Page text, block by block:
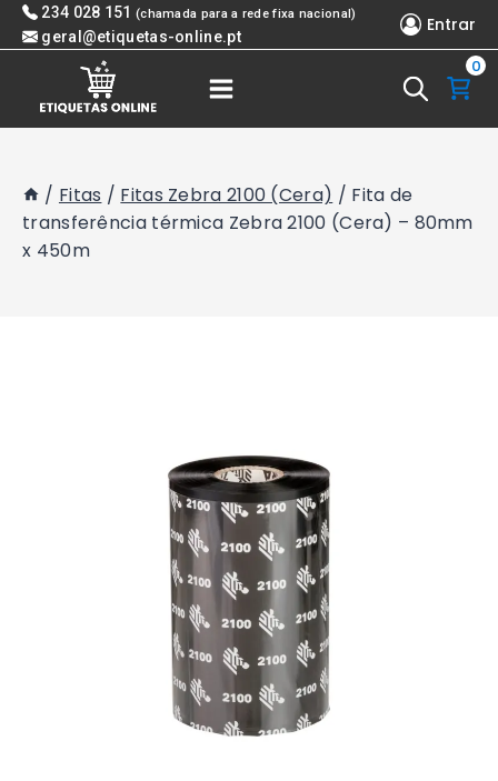
Skip 234 028 151 (chamada para a rede fixa nacional)
geral@etiquetas-online.pt
Entrar
0
/ Fitas / Fitas Zebra 2100 (Cera) / Fita de
transferência térmica Zebra 2100 (Cera) – 80mm
x 450m